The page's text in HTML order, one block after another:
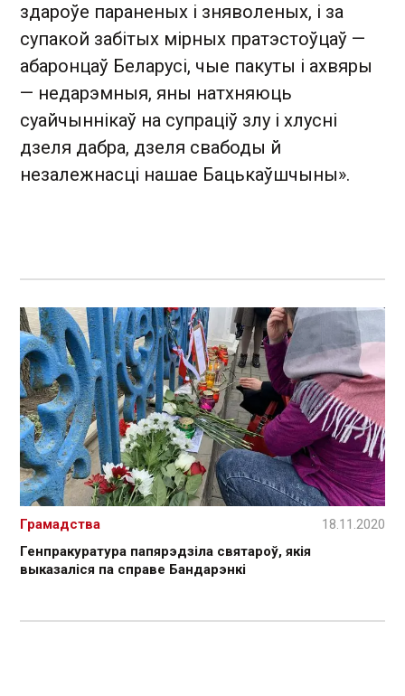
здароўе параненых і зняволеных, і за
супакой забітых мірных пратэстоўцаў —
абаронцаў Беларусі, чые пакуты і ахвяры
— недарэмныя, яны натхняюць
суайчыннікаў на супраціў злу і хлусні
дзеля дабра, дзеля свабоды й
незалежнасці нашае Бацькаўшчыны».
Генпракуратура папярэдзіла святароў, якія
выказаліся па справе Бандарэнкі
Грамадства 18.11.2020